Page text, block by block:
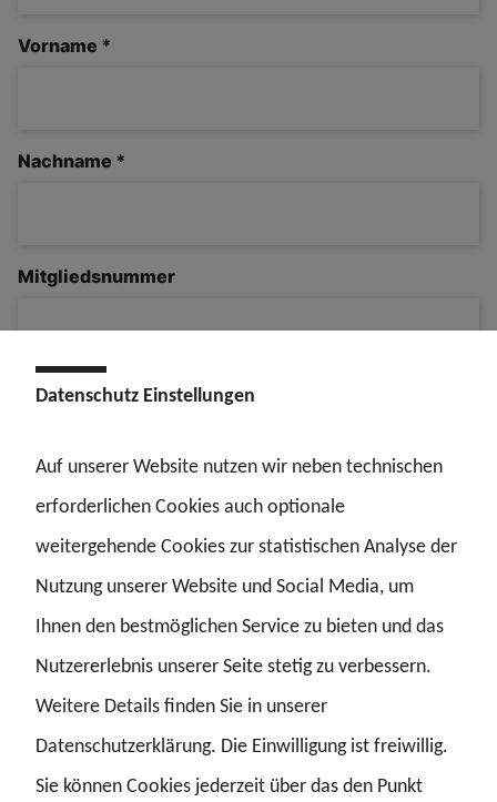
Vorname *
Nachname *
Mitgliedsnummer
E-Mail*
Telefon
Deine Nachricht*
Datenschutz Einstellungen
Auf unserer Website nutzen wir neben technischen
erforderlichen Cookies auch optionale
weitergehende Cookies zur statistischen Analyse der
Nutzung unserer Website und Social Media, um
Ihnen den bestmöglichen Service zu bieten und das
Nutzererlebnis unserer Seite stetig zu verbessern.
Weitere Details finden Sie in unserer
Datenschutzerklärung. Die Einwilligung ist freiwillig.
Sie können Cookies jederzeit über das den Punkt